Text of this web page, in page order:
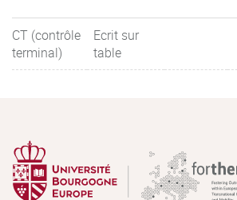
CT (contrôle
terminal)
Ecrit sur
table